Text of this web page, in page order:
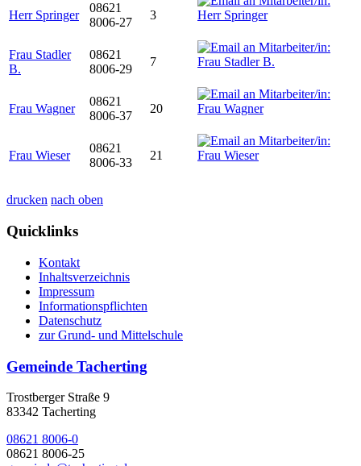
Herr Springer
08621
8006-27
3
Frau Stadler
B.
08621
8006-29
7
Frau Wagner
08621
8006-37
20
Frau Wieser
08621
8006-33
21
drucken nach oben
Quicklinks
Kontakt
Inhaltsverzeichnis
Impressum
Informationspflichten
Datenschutz
zur Grund- und Mittelschule
Gemeinde Tacherting
Trostberger Straße 9
83342 Tacherting
08621 8006-0
08621 8006-25